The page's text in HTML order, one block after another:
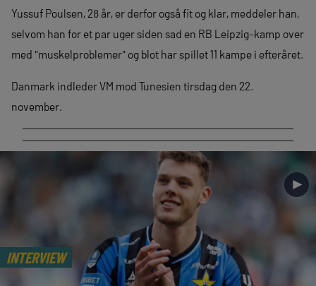
Yussuf Poulsen, 28 år, er derfor også fit og klar, meddeler han,
selvom han for et par uger siden sad en RB Leipzig-kamp over
med "muskelproblemer" og blot har spillet 11 kampe i efteråret.
Danmark indleder VM mod Tunesien tirsdag den 22.
november.
INTERVIEW
►